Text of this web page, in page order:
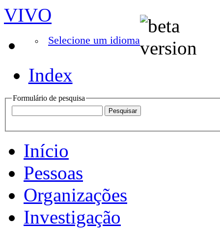
VIVO
Selecione um idioma
Index
Formulário de pesquisa
Início
Pessoas
Organizações
Investigação